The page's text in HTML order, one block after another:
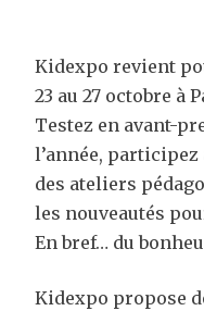
Kidexpo revient
23 au 27 octobre à
Testez en avant-
l’année,
des ateliers
les nouveautés
En bref… du
Kidexpo propose